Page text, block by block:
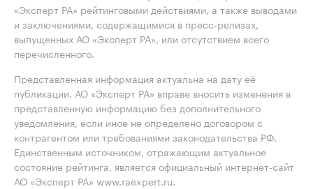
«Эксперт РА» рейтинговыми действиями, а также выводами
и заключениями, содержащимися в пресс-релизах,
выпущенных АО «Эксперт РА», или отсутствием всего
перечисленного.
Представленная информация актуальна на дату её
публикации. АО «Эксперт РА» вправе вносить изменения в
представленную информацию без дополнительного
уведомления, если иное не определено договором с
контрагентом или требованиями законодательства РФ.
Единственным источником, отражающим актуальное
состояние рейтинга, является официальный интернет-сайт
АО «Эксперт РА» www.raexpert.ru.